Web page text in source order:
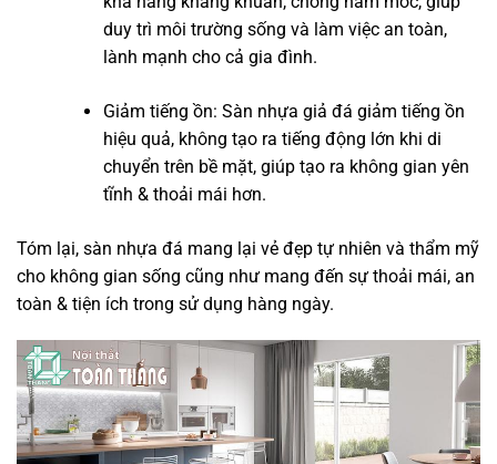
duy trì môi trường sống và làm việc an toàn,
lành mạnh cho cả gia đình.
Giảm tiếng ồn: Sàn nhựa giả đá giảm tiếng ồn
hiệu quả, không tạo ra tiếng động lớn khi di
chuyển trên bề mặt, giúp tạo ra không gian yên
tĩnh & thoải mái hơn.
Tóm lại, sàn nhựa đá mang lại vẻ đẹp tự nhiên và thẩm mỹ
cho không gian sống cũng như mang đến sự thoải mái, an
toàn & tiện ích trong sử dụng hàng ngày.